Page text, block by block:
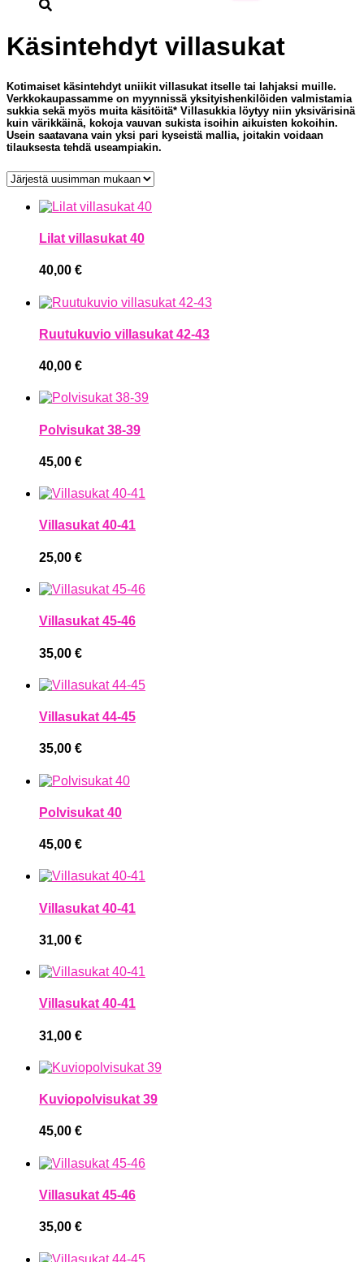
Käsintehdyt villasukat
Kotimaiset käsintehdyt uniikit villasukat itselle tai lahjaksi muille.
Verkkokaupassamme on myynnissä yksityishenkilöiden valmistamia
sukkia sekä myös muita käsitöitä* Villasukkia löytyy niin yksivärisinä
kuin värikkäinä, kokoja vauvan sukista isoihin aikuisten kokoihin.
Usein saatavana vain yksi pari kyseistä mallia, joitakin voidaan
tilauksesta tehdä useampiakin.
Lilat villasukat 40
40,00 €
Ruutukuvio villasukat 42-43
40,00 €
Polvisukat 38-39
45,00 €
Villasukat 40-41
25,00 €
Villasukat 45-46
35,00 €
Villasukat 44-45
35,00 €
Polvisukat 40
45,00 €
Villasukat 40-41
31,00 €
Villasukat 40-41
31,00 €
Kuviopolvisukat 39
45,00 €
Villasukat 45-46
35,00 €